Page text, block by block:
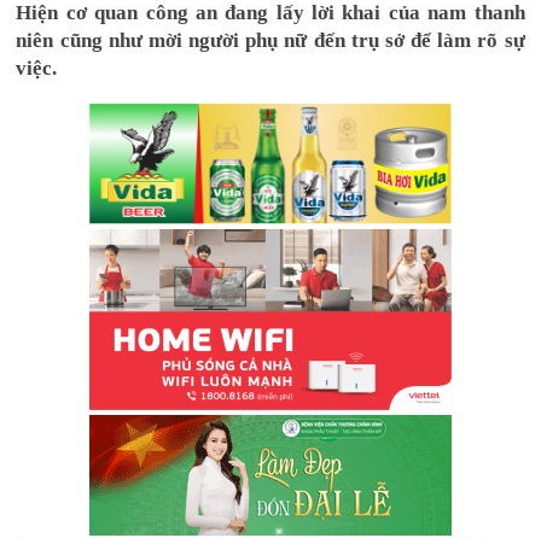
Hiện cơ quan công an đang lấy lời khai của nam thanh
niên cũng như mời người phụ nữ đến trụ sở để làm rõ sự
việc.